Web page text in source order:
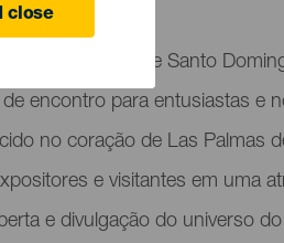
close
retorna à Plaza de Santo
encontro para entusiastas e
no coração de Las Palmas
e visitantes em uma
e divulgação do universo do